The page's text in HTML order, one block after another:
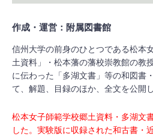
作成・運営：附属図書館
信州大学の前身のひとつである松本
土資料」・松本藩の藩校崇教館の教
に伝わった「多湖文書」等の和図書
て、解題、目録のほか、全文を公開
松本女子師範学校郷土資料・多湖文
した。実験版に収録された和古書・